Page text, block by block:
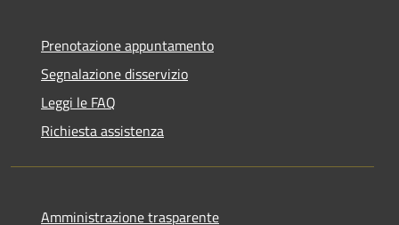
Prenotazione appuntamento
Segnalazione disservizio
Leggi le FAQ
Richiesta assistenza
Amministrazione trasparente